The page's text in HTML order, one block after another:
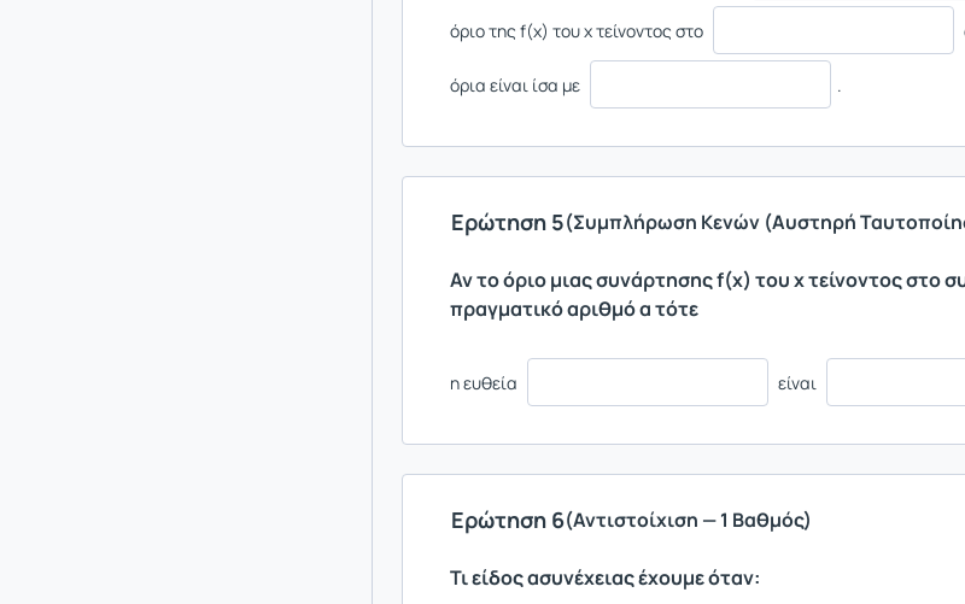
όριο της f(x) του x τείνοντος στο
όρια είναι ίσα με .
Ερώτηση 5(Συμπλήρωση Κενών (Αυστηρή
Αν το όριο μιας συνάρτησης f(x) του x τείνοντος στο
πραγματικό αριθμό α τότε
η ευθεία είναι
Ερώτηση 6(Αντιστοίχιση — 1 Βαθμός)
Τι είδος ασυνέχειας έχουμε όταν: